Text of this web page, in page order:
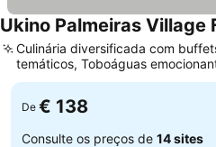
Ukino Palmeiras Village
Culinária diversificada com
temáticos, Toboáguas
todas as idades
De € 138
Consulte os preços de 14 sites